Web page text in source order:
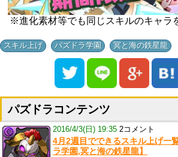
※進化素材等でも同じスキルのキャラ
スキル上げ パズドラ学園 冥と海の鉄星龍
パズドラコンテンツ
2016/4/3(日) 19:35 2コメント
4月2週目でできるスキル上げ一
ラ学園,冥と海の鉄星龍】